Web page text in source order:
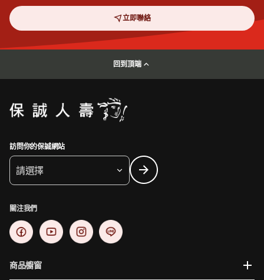
立即聯絡
回到頂端
訪問你的保誠網站
請選擇
關注我們
商品櫥窗